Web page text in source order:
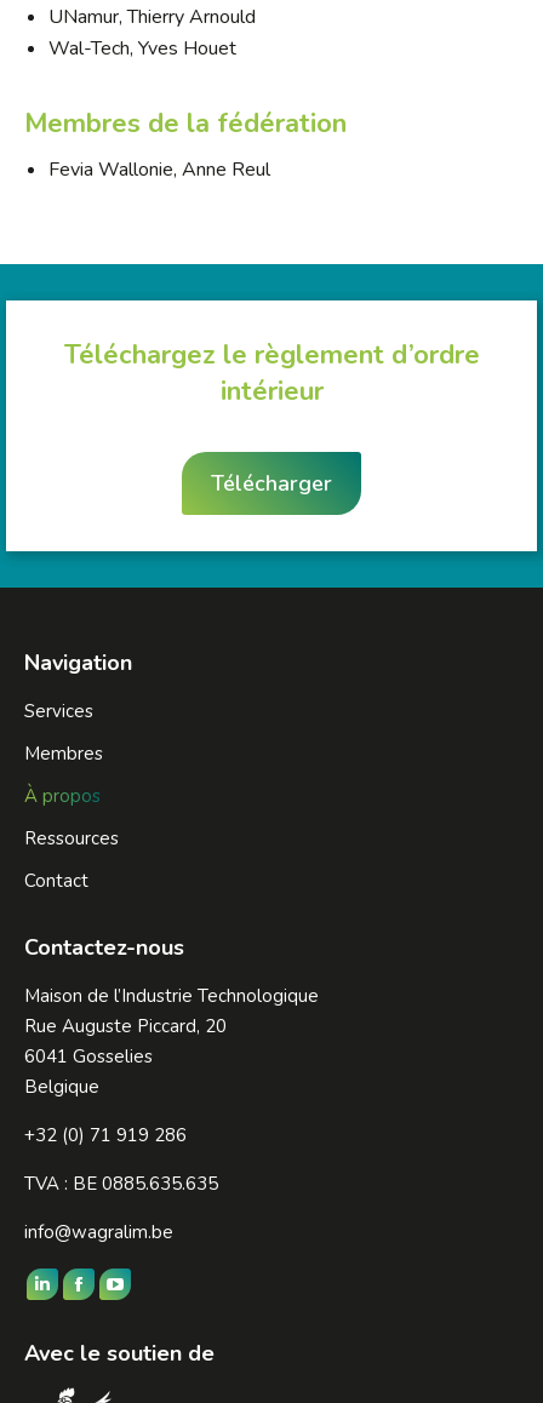
UNamur, Thierry Arnould
Wal-Tech, Yves Houet
Membres de la fédération
Fevia Wallonie, Anne Reul
Téléchargez le règlement d’ordre
intérieur
Télécharger
Navigation
Services
Membres
À propos
Ressources
Contact
Contactez-nous
Maison de l’Industrie Technologique
Rue Auguste Piccard, 20
6041 Gosselies
Belgique
+32 (0) 71 919 286
TVA : BE 0885.635.635
info@wagralim.be
Trouvez nous sur :
Facebook
opens
YouTube
opens
LinkedIn
opens
Avec le soutien de